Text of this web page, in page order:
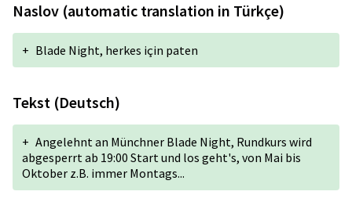
Naslov (automatic translation in Türkçe)
+ Blade Night, herkes için paten
Tekst (Deutsch)
+ Angelehnt an Münchner Blade Night, Rundkurs wird
abgesperrt ab 19:00 Start und los geht's, von Mai bis
Oktober z.B. immer Montags...